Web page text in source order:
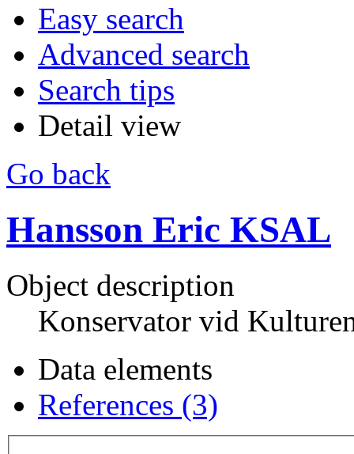
Easy search
Advanced search
Search tips
Detail view
Go back
Hansson Eric KSAL
Object description
Konservator vid
Data elements
References (3)